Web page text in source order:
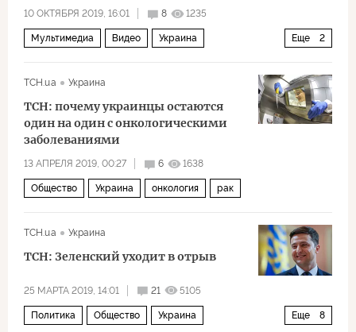
10 ОКТЯБРЯ 2019, 16:01 8 1235
Еще 2
Мультимедиа Видео Украина
ТСН.ua
Украина
ТСН: почему украинцы остаются
один на один с онкологическими
заболеваниями
13 АПРЕЛЯ 2019, 00:27 6 1638
Общество Украина онкология рак
ТСН.ua Украина
ТСН: Зеленский уходит в отрыв
25 МАРТА 2019, 14:01 21 5105
Еще 8
Политика Общество Украина